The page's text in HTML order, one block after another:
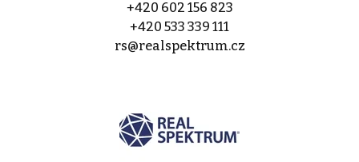
+420 602 156 823
+420 533 339 111
rs@realspektrum.cz